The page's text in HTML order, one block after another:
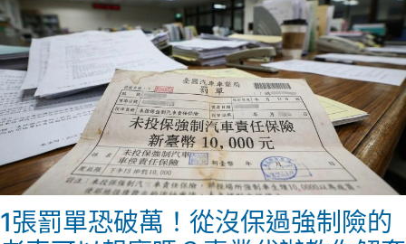
1張罰單恐破萬！從沒保過強制險的